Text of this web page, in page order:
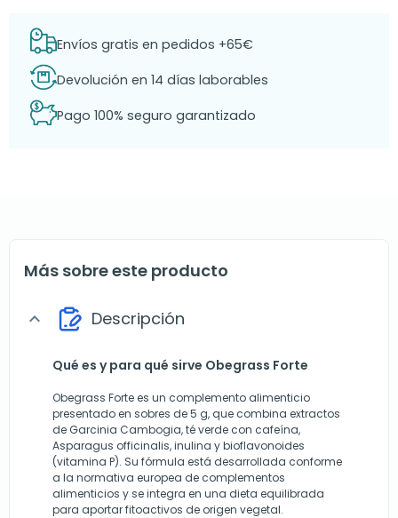
Envíos gratis en pedidos +65€
Devolución en 14 días laborables
Pago 100% seguro garantizado
Más sobre este producto
expand_more Descripción
Qué es y para qué sirve Obegrass Forte
Obegrass Forte es un complemento alimenticio
presentado en sobres de 5 g, que combina extractos
de Garcinia Cambogia, té verde con cafeína,
Asparagus officinalis, inulina y bioflavonoides
(vitamina P). Su fórmula está desarrollada conforme
a la normativa europea de complementos
alimenticios y se integra en una dieta equilibrada
para aportar fitoactivos de origen vegetal.